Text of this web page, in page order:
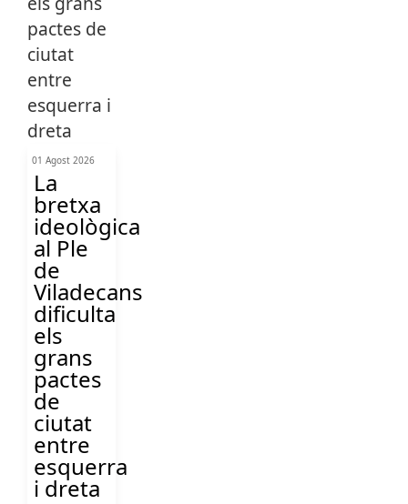
01 Agost 2026
La
bretxa
ideològica
al Ple
de
Viladecans
dificulta
els
grans
pactes
de
ciutat
entre
esquerra
i dreta